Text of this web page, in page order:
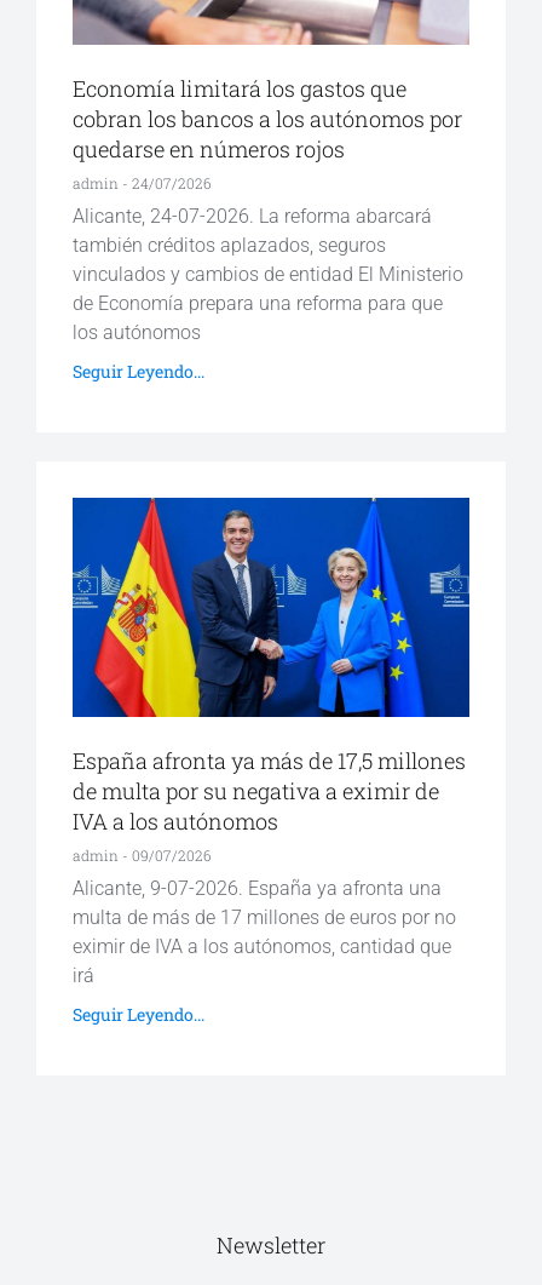
Economía limitará los gastos que
cobran los bancos a los autónomos por
quedarse en números rojos
admin 24/07/2026
Alicante, 24-07-2026. La reforma abarcará
también créditos aplazados, seguros
vinculados y cambios de entidad El Ministerio
de Economía prepara una reforma para que
los autónomos
Seguir Leyendo...
España afronta ya más de 17,5 millones
de multa por su negativa a eximir de
IVA a los autónomos
admin 09/07/2026
Alicante, 9-07-2026. España ya afronta una
multa de más de 17 millones de euros por no
eximir de IVA a los autónomos, cantidad que
irá
Seguir Leyendo...
Newsletter